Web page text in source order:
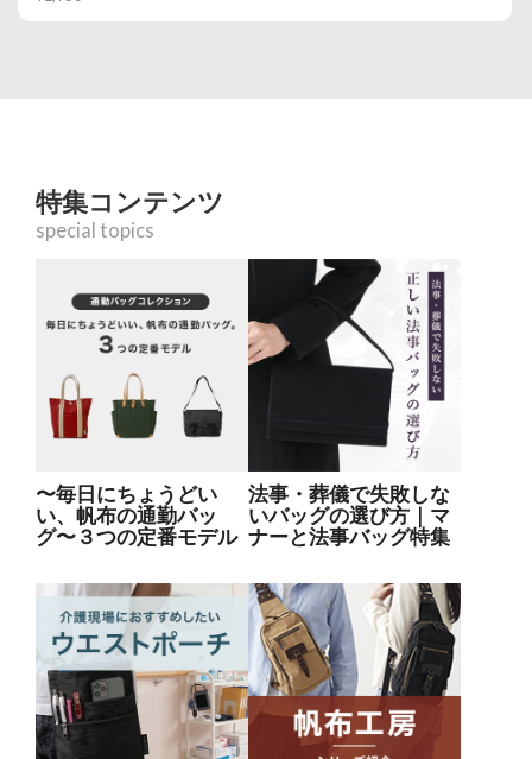
特集コンテンツ
special topics
〜毎日にちょうどい
い、帆布の通勤バッ
グ〜３つの定番モデル
法事・葬儀で失敗しな
いバッグの選び方｜マ
ナーと法事バッグ特集